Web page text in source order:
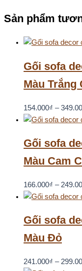
Sản phẩm
Gối sofa
Màu Trắng
154.000₫ –
Gối sofa
Màu Cam
166.000₫ –
Gối sofa
Màu Đỏ
241.000₫ –